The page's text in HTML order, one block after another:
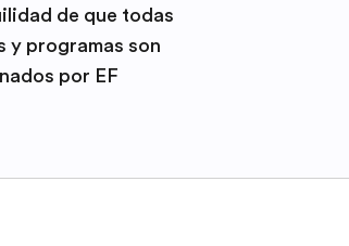
de que todas
y programas son
por EF